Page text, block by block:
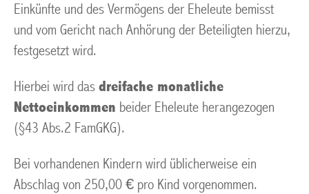
Einkünfte und des Vermögens der Eheleute bemisst
und vom Gericht nach Anhörung der Beteiligten hierzu,
festgesetzt wird.
Hierbei wird das dreifache monatliche
Nettoeinkommen beider Eheleute herangezogen
(§43 Abs.2 FamGKG).
Bei vorhandenen Kindern wird üblicherweise ein
Abschlag von 250,00 € pro Kind vorgenommen.